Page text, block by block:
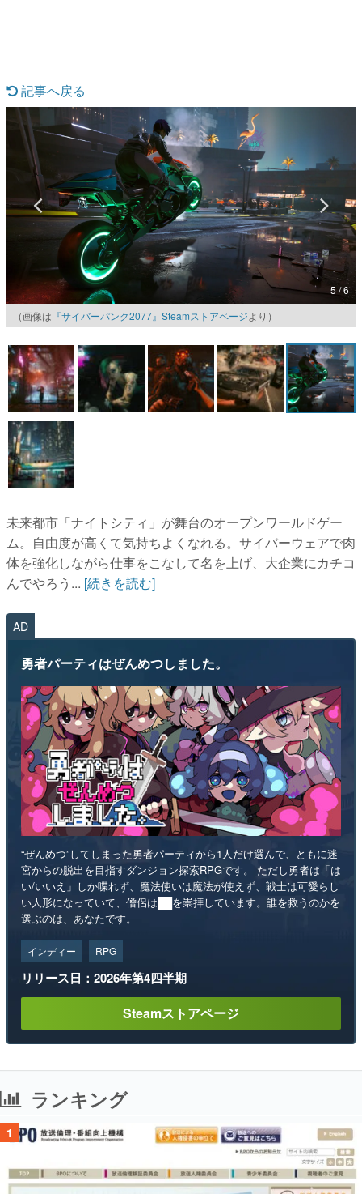
特集記事
マンガ
女性向け
アプリレビュー
その他
電ファミニコゲーマーとは？
運営：株式会社マレ
記事へ戻る
5 / 6
（画像は 『サイバーパンク2077』Steamストアページより）
未来都市「ナイトシティ」が舞台のオープンワールドゲー
ム。自由度が高くて気持ちよくなれる。サイバーウェアで肉
体を強化しながら仕事をこなして名を上げ、大企業にカチコ
んでやろう... [続きを読む]
AD
勇者パーティはぜんめつしました。
“ぜんめつ”してしまった勇者パーティから1人だけ選んで、ともに迷
宮からの脱出を目指すダンジョン探索RPGです。 ただし勇者は「は
い/いいえ」しか喋れず、魔法使いは魔法が使えず、戦士は可愛らし
い人形になっていて、僧侶は██を崇拝しています。誰を救うのかを
選ぶのは、あなたです。
インディー RPG
リリース日：2026年第4四半期
Steamストアページ
ランキング
1